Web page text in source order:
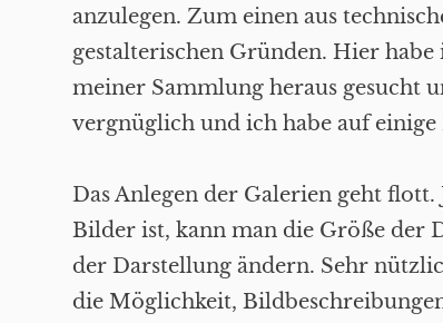
anzulegen. Zum einen aus
gestalterischen Gründen. Hier
meiner Sammlung heraus gesucht
vergnüglich und ich habe auf
Das Anlegen der Galerien geht
Bilder ist, kann man die Größe der
der Darstellung ändern. Sehr
die Möglichkeit,